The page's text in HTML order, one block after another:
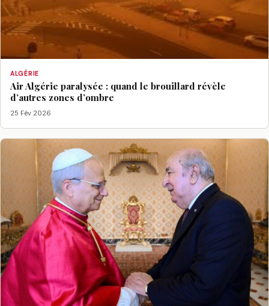
ALGÉRIE
Air Algérie paralysée : quand le brouillard révèle
d’autres zones d’ombre
25 Fév 2026